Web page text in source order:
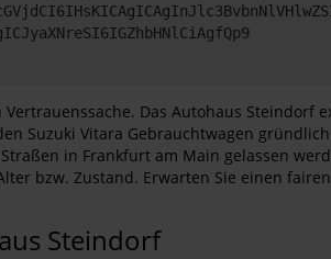
Das Autohaus Steindorf
Suzuki Vitara Gebrauchtwagen
in Frankfurt am Main gelassen
bzw. Zustand. Erwarten Sie einen
Steindorf